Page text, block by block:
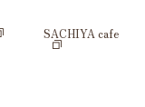
SACHIYA cafe